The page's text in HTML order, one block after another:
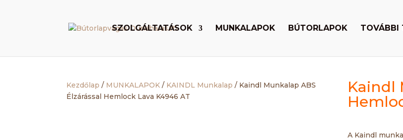
SZOLGÁLTATÁSOK MUNKALAPOK BÚTORLAPOK TOVÁBBI
Kezdőlap / MUNKALAPOK / KAINDL Munkalap / Kaindl Munkalap ABS
Élzárással Hemlock Lava K4946 AT
Kaindl
A Kaindl